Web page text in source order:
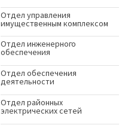
Отдел управления
имущественным комплексом
Отдел инженерного
обеспечения
Отдел обеспечения
деятельности
Отдел районных
электрических сетей